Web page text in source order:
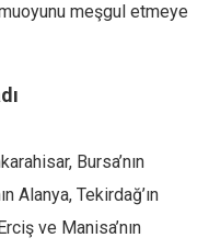
meşgul etmeye
Bursa’nın
Alanya, Tekirdağ’ın
ve Manisa’nın